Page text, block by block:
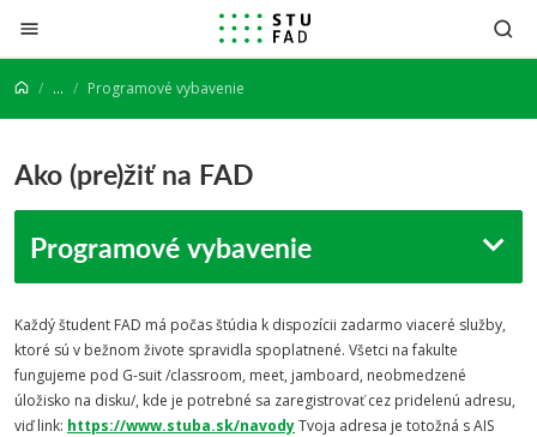
Prejsť na obsah
... Programové vybavenie
Ako (pre)žiť na FAD
Programové vybavenie
Každý študent FAD má počas štúdia k dispozícii zadarmo viaceré služby,
ktoré sú v bežnom živote spravidla spoplatnené. Všetci na fakulte
fungujeme pod G-suit /classroom, meet, jamboard, neobmedzené
úložisko na disku/, kde je potrebné sa zaregistrovať cez pridelenú adresu,
viď link: https://www.stuba.sk/navodyTvoja adresa je totožná s AIS